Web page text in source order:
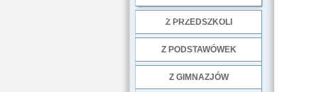
Z PRZEDSZKOLI
Z PODSTAWÓWEK
Z GIMNAZJÓW